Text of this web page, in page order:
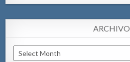
ARCHIVO
Archivo